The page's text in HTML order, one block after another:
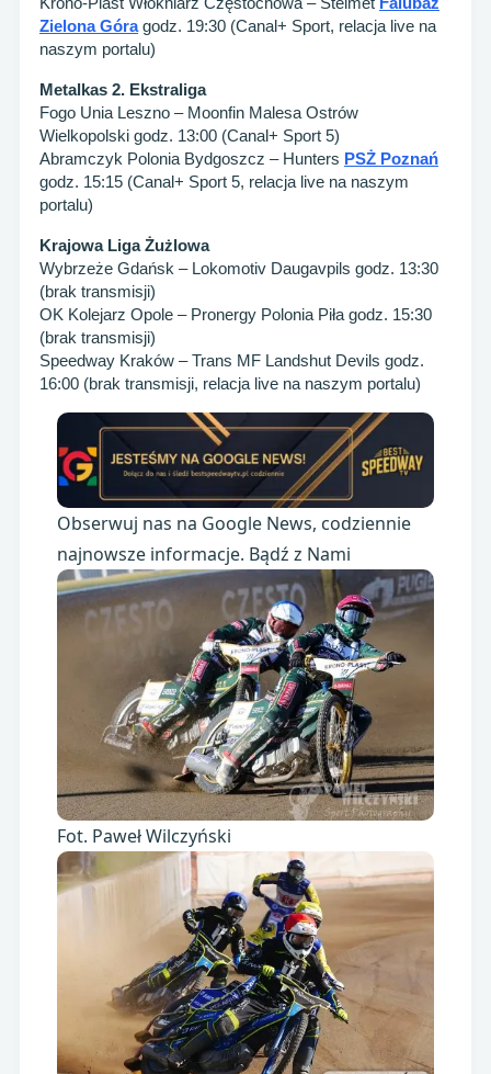
Zielona Góragodz. 19:30 (Canal+ Sport, relacja live na
naszym portalu)
Metalkas 2. Ekstraliga
Fogo Unia Leszno – Moonfin Malesa Ostrów
Wielkopolski godz. 13:00 (Canal+ Sport 5)
Abramczyk Polonia Bydgoszcz – Hunters PSŻ Poznań
godz. 15:15 (Canal+ Sport 5, relacja live na naszym
portalu)
Krajowa Liga Żużlowa
Wybrzeże Gdańsk – Lokomotiv Daugavpils godz. 13:30
(brak transmisji)
OK Kolejarz Opole – Pronergy Polonia Piła godz. 15:30
(brak transmisji)
Speedway Kraków – Trans MF Landshut Devils godz.
16:00 (brak transmisji, relacja live na naszym portalu)
Obserwuj nas na Google News, codziennie
najnowsze informacje. Bądź z Nami
Fot. Paweł Wilczyński